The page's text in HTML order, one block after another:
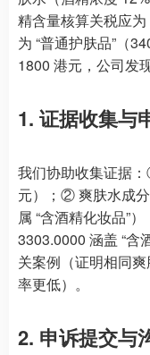
精含量核算关税应
为 “普通护肤品”（
1800 港元，公司发
1. 证据收集与
我们协助收集证据
元）；② 爽肤水成
属 “含酒精化妆品”
3303.0000 涵盖 “含
关案例（证明相同
率更低）。
2. 申诉提交与